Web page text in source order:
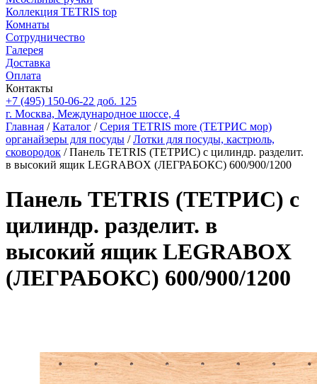
Коллекция TETRIS top
Комнаты
Сотрудничество
Галерея
Доставка
Оплата
Контакты
+7 (495) 150-06-22 доб. 125
г. Москва, Международное шоссе, 4
Главная /Каталог /Серия TETRIS more (ТЕТРИС мор)
органайзеры для посуды /Лотки для посуды, кастрюль,
сковородок / Панель TETRIS (ТЕТРИС) с цилиндр. разделит.
в высокий ящик LEGRABOX (ЛЕГРАБОКС) 600/900/1200
Панель TETRIS (ТЕТРИС) с
цилиндр. разделит. в
высокий ящик LEGRABOX
(ЛЕГРАБОКС) 600/900/1200